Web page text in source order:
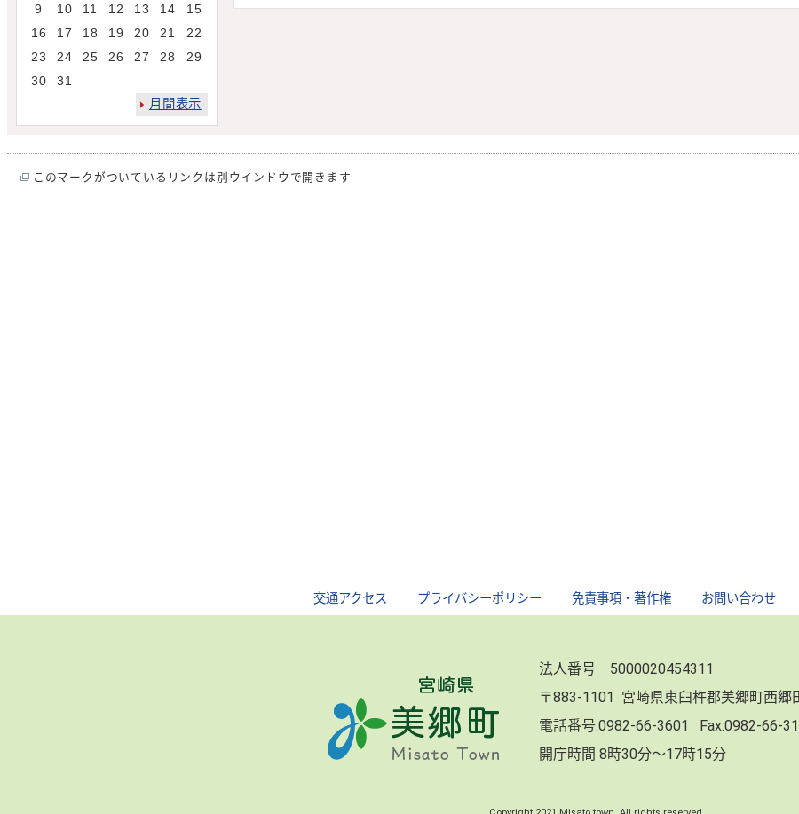
9
10 11 12 13 14
15
16
17 18 19 20 21
22
23
24 25 26 27 28
29
30
31
月間表示
このマークがついているリンクは別ウインドウで開きます
交通アクセス プライバシーポリシー 免責事項・著作権 お問い合わせ
法人番号 5000020454311
〒883-1101 宮崎県東臼杵郡美郷町西郷
電話番号:0982-66-3601
Fax:0982-66-
開庁時間 8時30分～17時15分